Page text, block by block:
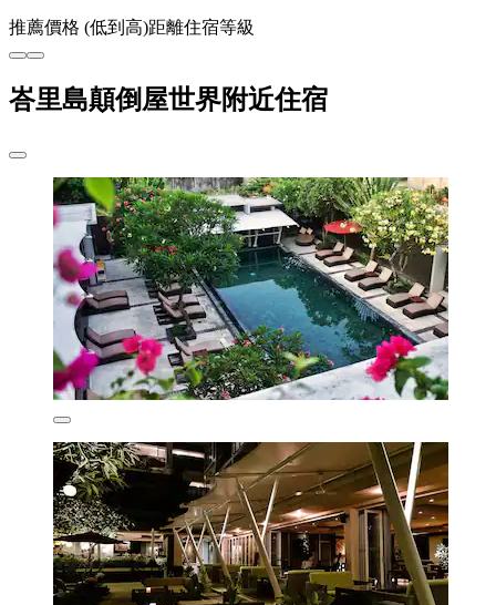
推薦價格 (低到高)距離住宿等級
峇里島顛倒屋世界附近住宿